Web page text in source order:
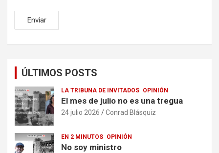
ÚLTIMOS POSTS
LA TRIBUNA DE INVITADOS OPINIÓN
El mes de julio no es una tregua
24 julio 2026 Conrad Blásquiz
EN 2 MINUTOS OPINIÓN
No soy ministro